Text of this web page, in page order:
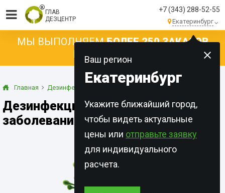
ГЛАВ
ДЕЗЦЕНТР
+7 (343) 288-52-55
Екатеринбург
Ваш регион
Екатеринбург
Укажите ближайший город,
чтобы видеть актуальные
цены или отправьте заявку
для индивидуального
расчета.
МЫ ВЫПОЛНЯЕМБОЛЕЕ 250 ЗАКАЗОВ
КАЖДЫЙ ДЕНЬ!
Главная Дезинфекция При инфекционных заболеваниях
Дезинфекция при инфекционных
заболеваниях в Екатеринбурге